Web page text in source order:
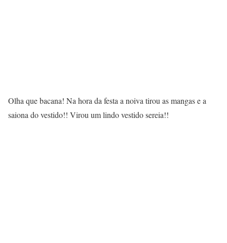
Olha que bacana! Na hora da festa a noiva tirou as mangas e a
saiona do vestido!! Virou um lindo vestido sereia!!